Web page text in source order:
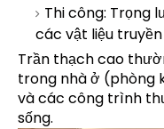
Thi công: Trọng
các vật liệu
Trần thạch cao
trong nhà ở (phòng
và các công trình
sống.